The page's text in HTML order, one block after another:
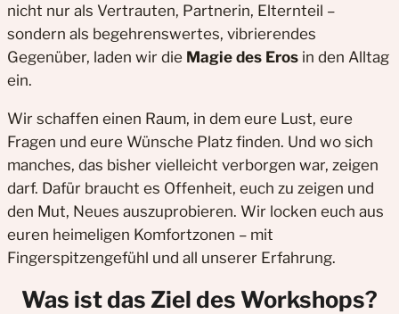
nicht nur als Vertrauten, Partnerin, Elternteil –
sondern als begehrenswertes, vibrierendes
Gegenüber, laden wir die Magie des Eros in den Alltag
ein.
Wir schaffen einen Raum, in dem eure Lust, eure
Fragen und eure Wünsche Platz finden. Und wo sich
manches, das bisher vielleicht verborgen war, zeigen
darf. Dafür braucht es Offenheit, euch zu zeigen und
den Mut, Neues auszuprobieren. Wir locken euch aus
euren heimeligen Komfortzonen – mit
Fingerspitzengefühl und all unserer Erfahrung.
Was ist das Ziel des Workshops?